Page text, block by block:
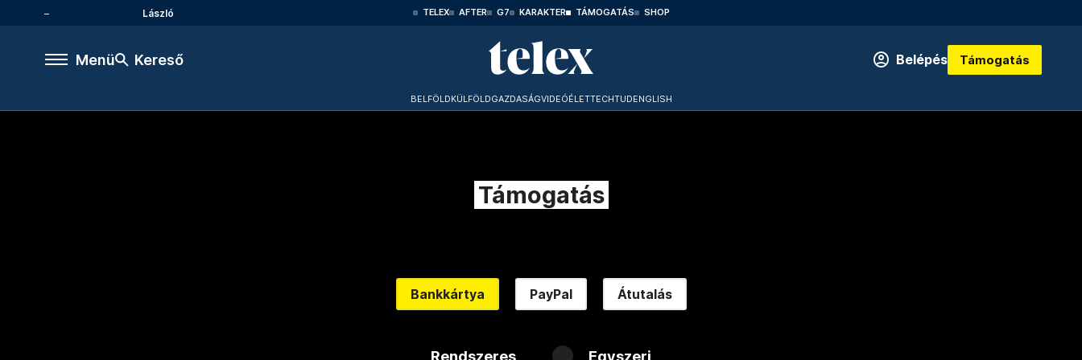
László TELEX AFTER G7 KARAKTER TÁMOGATÁS SHOP
Menü Kereső Belépés Támogatás
BELFÖLDKÜLFÖLDGAZDASÁGVIDEÓÉLETTECHTUDENGLISH
Támogatás
Bankkártya PayPal Átutalás
Rendszeres Egyszeri